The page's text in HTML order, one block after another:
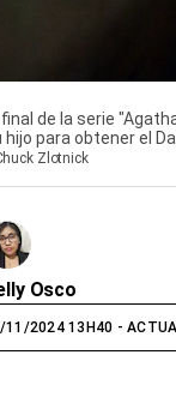
de la serie
hijo para obtener el
Zlotnick
Osco
11/2024 13H40 -